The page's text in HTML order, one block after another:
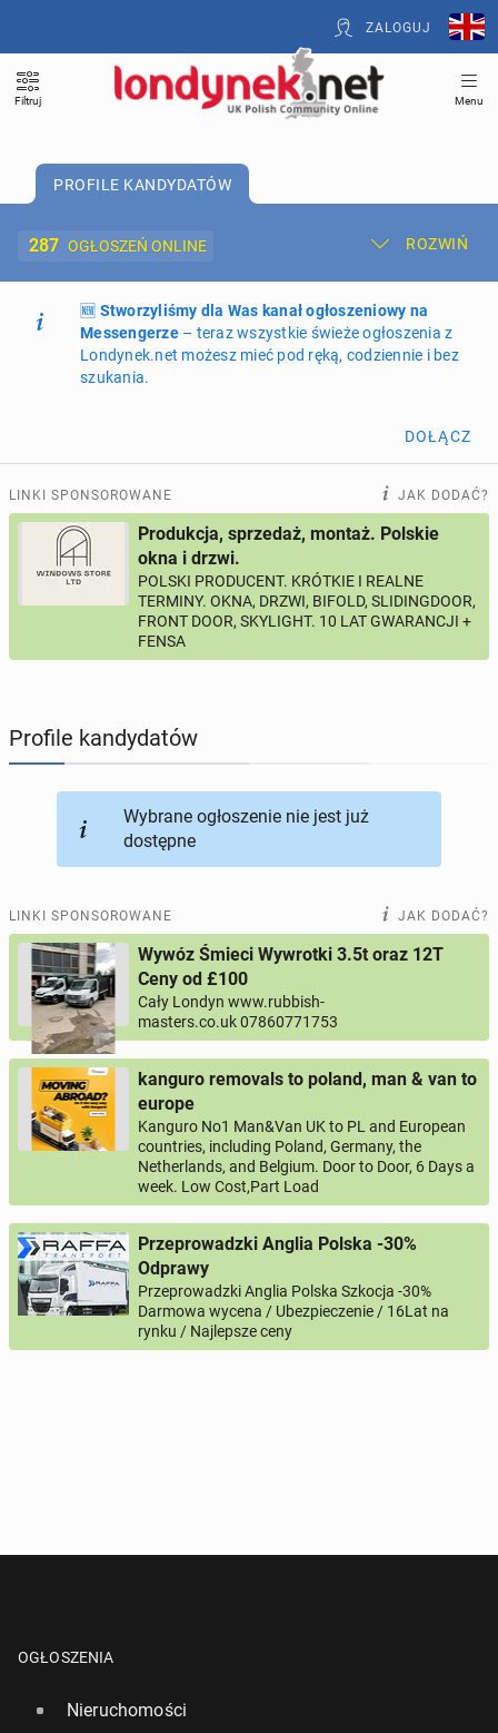
ZALOGUJ
Filtruj Menu
PROFILE KANDYDATÓW
287 OGŁOSZEŃ ONLINE ROZWIŃ
Dodaj ogłoszenie Moje ogłoszenia
Oferta i cennik ogłoszeń
ogłoszenia online
PROFILE KANDYDATÓW 287 profili online
USŁUGI 160ogłoszeń online
MOTORYZACJA 10ogłoszeń online
KUPIĘ & SPRZEDAM
🆕 Stworzyliśmy dla Was kanał ogłoszeniowy na
Messengerze– teraz wszystkie świeże ogłoszenia z
Londynek.net możesz mieć pod ręką, codziennie i bez
szukania.
DOŁĄCZ
LINKI SPONSOROWANE JAK DODAĆ?
Produkcja, sprzedaż, montaż. Polskie
okna i drzwi.
POLSKI PRODUCENT. KRÓTKIE I REALNE
TERMINY. OKNA, DRZWI, BIFOLD, SLIDINGDOOR,
FRONT DOOR, SKYLIGHT. 10 LAT GWARANCJI +
FENSA
Profile kandydatów
Wybrane ogłoszenie nie jest już
dostępne
LINKI SPONSOROWANE JAK DODAĆ?
Wywóz Śmieci Wywrotki 3.5t oraz 12T
Ceny od £100
Cały Londyn www.rubbish-
masters.co.uk 07860771753
kanguro removals to poland, man & van to
europe
Kanguro No1 Man&Van UK to PL and European
countries, including Poland, Germany, the
Netherlands, and Belgium. Door to Door, 6 Days a
week. Low Cost,Part Load
Przeprowadzki Anglia Polska -30%
Odprawy
Przeprowadzki Anglia Polska Szkocja -30%
Darmowa wycena / Ubezpieczenie / 16Lat na
rynku / Najlepsze ceny
OGŁOSZENIA
Nieruchomości